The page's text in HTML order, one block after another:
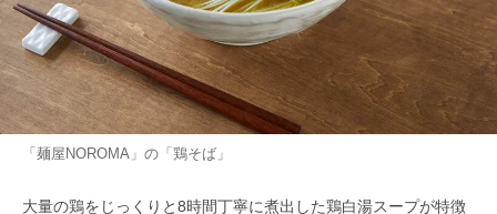
「麺屋NOROMA」の「鶏そば」
大量の鶏をじっくりと8時間丁寧に煮出した鶏白湯スープが特徴